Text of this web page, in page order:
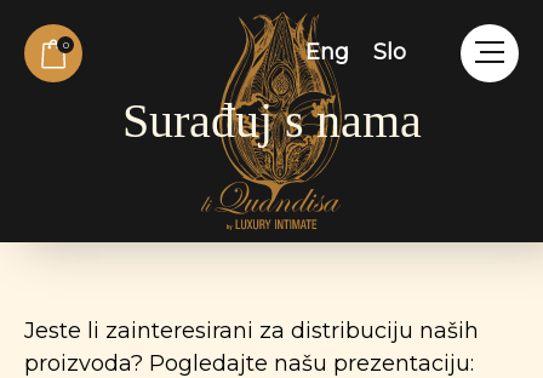
content
0 Eng Slo
Surađuj s nama
Jeste li zainteresirani za distribuciju naših
proizvoda? Pogledajte našu prezentaciju: